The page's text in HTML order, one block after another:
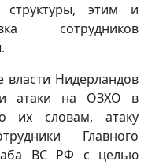
структуры, этим и
сотрудников
Нидерландов
атаки на ОЗХО в
их словам, атаку
Главного
ВС РФ с целью